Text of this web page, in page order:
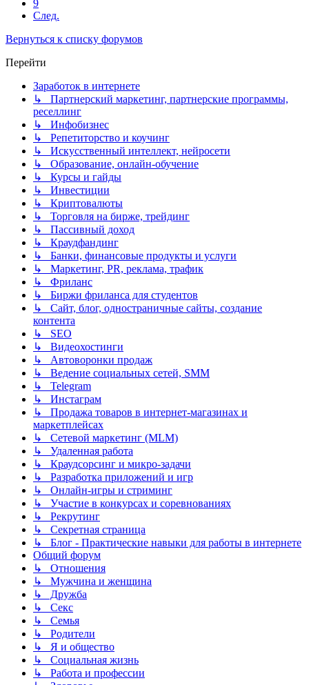
9
След.
Вернуться к списку форумов
Перейти
Заработок в интернете
↳ Партнерский маркетинг, партнерские программы,
реселлинг
↳ Инфобизнес
↳ Репетиторство и коучинг
↳ Искусственный интеллект, нейросети
↳ Образование, онлайн-обучение
↳ Курсы и гайды
↳ Инвестиции
↳ Криптовалюты
↳ Торговля на бирже, трейдинг
↳ Пассивный доход
↳ Краудфандинг
↳ Банки, финансовые продукты и услуги
↳ Маркетинг, PR, реклама, трафик
↳ Фриланс
↳ Биржи фриланса для студентов
↳ Сайт, блог, одностраничные сайты, создание
контента
↳ SEO
↳ Видеохостинги
↳ Автоворонки продаж
↳ Ведение социальных сетей, SMM
↳ Telegram
↳ Инстаграм
↳ Продажа товаров в интернет-магазинах и
маркетплейсах
↳ Сетевой маркетинг (MLM)
↳ Удаленная работа
↳ Краудсорсинг и микро-задачи
↳ Разработка приложений и игр
↳ Онлайн-игры и стриминг
↳ Участие в конкурсах и соревнованиях
↳ Рекрутинг
↳ Секретная страница
↳ Блог - Практические навыки для работы в интернете
Общий форум
↳ Отношения
↳ Мужчина и женщина
↳ Дружба
↳ Секс
↳ Семья
↳ Родители
↳ Я и общество
↳ Социальная жизнь
↳ Работа и профессии